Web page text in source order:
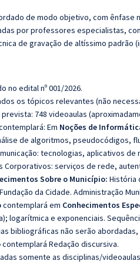
de modo objetivo, com ênfase
por professores especialistas,
de gravação de altíssimo padrão
no edital nº 001/2026.
os tópicos relevantes (não
prevista: 748 videoaulas
Em Noções de
de algoritmos, pseudocódigos,
tecnologias, aplicativos
Corporativos: serviços de rede,
Sobre o Município: História
da Cidade. Administração
contemplará em Conhecimentos
logarítmica e exponenciais.
bibliográficas não serão
contemplará Redação discursiva.
somente as disciplinas/